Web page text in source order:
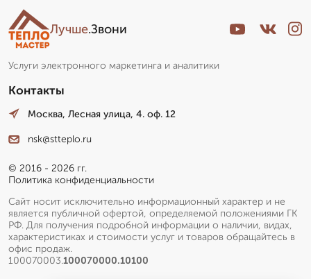
Лучше.Звони
Услуги электронного маркетинга и аналитики
Контакты
Москва, Лесная улица, 4. оф. 12
nsk@stteplo.ru
© 2016 - 2026 гг.
Политика конфиденциальности
Сайт носит исключительно информационный характер и не
является публичной офертой, определяемой положениями ГК
РФ. Для получения подробной информации о наличии, видах,
характеристиках и стоимости услуг и товаров обращайтесь в
офис продаж.
100070003.100070000.10100